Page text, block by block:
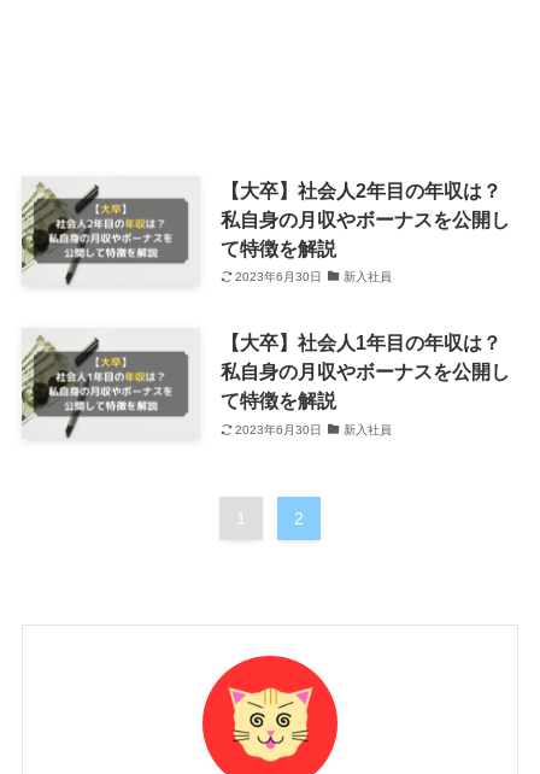
【大卒】社会人2年目の年収は？
私自身の月収やボーナスを公開し
て特徴を解説
2023年6月30日 新入社員
【大卒】社会人1年目の年収は？
私自身の月収やボーナスを公開し
て特徴を解説
2023年6月30日 新入社員
1 2